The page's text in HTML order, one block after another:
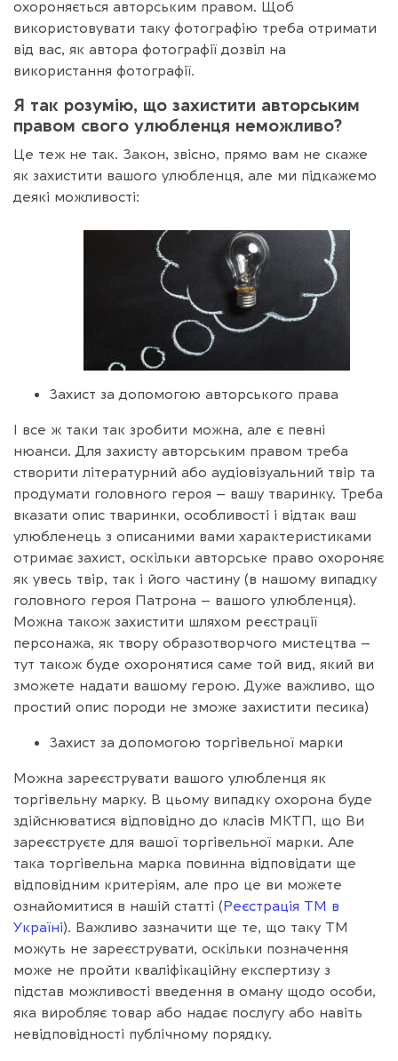
охороняється авторським правом. Щоб
використовувати таку фотографію треба отримати
від вас, як автора фотографії дозвіл на
використання фотографії.
Я так розумію, що захистити авторським
правом свого улюбленця неможливо?
Це теж не так. Закон, звісно, прямо вам не скаже
як захистити вашого улюбленця, але ми підкажемо
деякі можливості:
Захист за допомогою авторського права
І все ж таки так зробити можна, але є певні
нюанси. Для захисту авторським правом треба
створити літературний або аудіовізуальний твір та
продумати головного героя – вашу тваринку. Треба
вказати опис тваринки, особливості і відтак ваш
улюбленець з описаними вами характеристиками
отримає захист, оскільки авторське право охороняє
як увесь твір, так і його частину (в нашому випадку
головного героя Патрона – вашого улюбленця).
Можна також захистити шляхом реєстрації
персонажа, як твору образотворчого мистецтва –
тут також буде охоронятися саме той вид, який ви
зможете надати вашому герою. Дуже важливо, що
простий опис породи не зможе захистити песика)
Захист за допомогою торгівельної марки
Можна зареєструвати вашого улюбленця як
торгівельну марку. В цьому випадку охорона буде
здійснюватися відповідно до класів МКТП, що Ви
зареєструєте для вашої торгівельної марки. Але
така торгівельна марка повинна відповідати ще
відповідним критеріям, але про це ви можете
ознайомитися в нашій статті (Реєстрація ТМ в
Україні). Важливо зазначити ще те, що таку ТМ
можуть не зареєструвати, оскільки позначення
може не пройти кваліфікаційну експертизу з
підстав можливості введення в оману щодо особи,
яка виробляє товар або надає послугу або навіть
невідповідності публічному порядку.